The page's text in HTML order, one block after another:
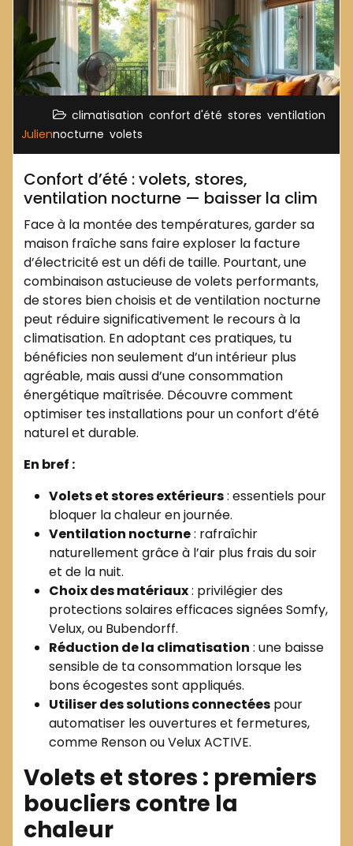
Julien
climatisation confort d'été stores ventilation
nocturne volets
Confort d’été : volets, stores,
ventilation nocturne — baisser la clim
Face à la montée des températures, garder sa
maison fraîche sans faire exploser la facture
d’électricité est un défi de taille. Pourtant, une
combinaison astucieuse de volets performants,
de stores bien choisis et de ventilation nocturne
peut réduire significativement le recours à la
climatisation. En adoptant ces pratiques, tu
bénéficies non seulement d’un intérieur plus
agréable, mais aussi d’une consommation
énergétique maîtrisée. Découvre comment
optimiser tes installations pour un confort d’été
naturel et durable.
En bref :
Volets et stores extérieurs: essentiels pour
bloquer la chaleur en journée.
Ventilation nocturne: rafraîchir
naturellement grâce à l’air plus frais du soir
et de la nuit.
Choix des matériaux: privilégier des
protections solaires efficaces signées Somfy,
Velux, ou Bubendorff.
Réduction de la climatisation : une baisse
sensible de ta consommation lorsque les
bons écogestes sont appliqués.
Utiliser des solutions connectées pour
automatiser les ouvertures et fermetures,
comme Renson ou Velux ACTIVE.
Volets et stores : premiers
boucliers contre la
chaleur